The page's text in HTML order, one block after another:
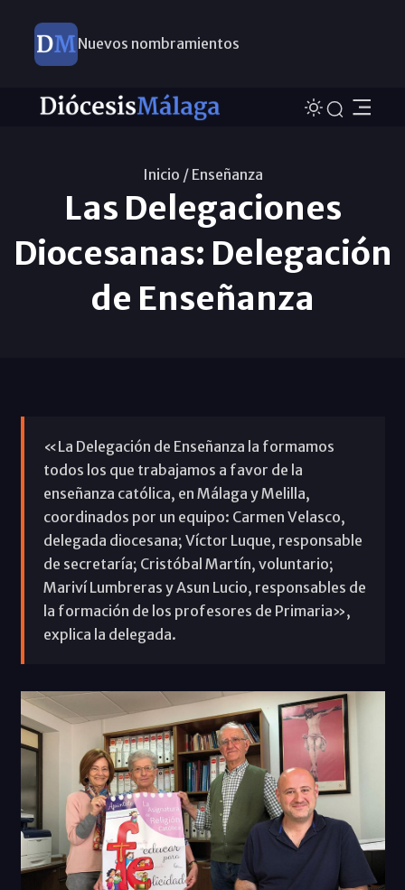
Nuevos nombramientos
Inicio / Enseñanza
Las Delegaciones
Diocesanas: Delegación
de Enseñanza
«La Delegación de Enseñanza la formamos
todos los que trabajamos a favor de la
enseñanza católica, en Málaga y Melilla,
coordinados por un equipo: Carmen Velasco,
delegada diocesana; Víctor Luque, responsable
de secretaría; Cristóbal Martín, voluntario;
Mariví Lumbreras y Asun Lucio, responsables de
la formación de los profesores de Primaria»,
explica la delegada.